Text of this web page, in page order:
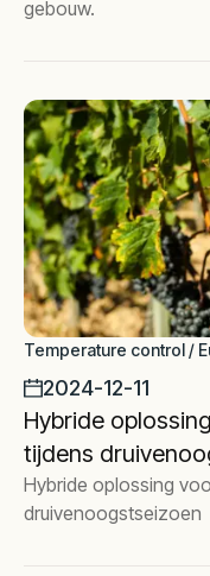
gebouw.
Temperature control /
2024-12-11
Hybride
tijdens
Hybride oplossing
druivenoogstseizoen